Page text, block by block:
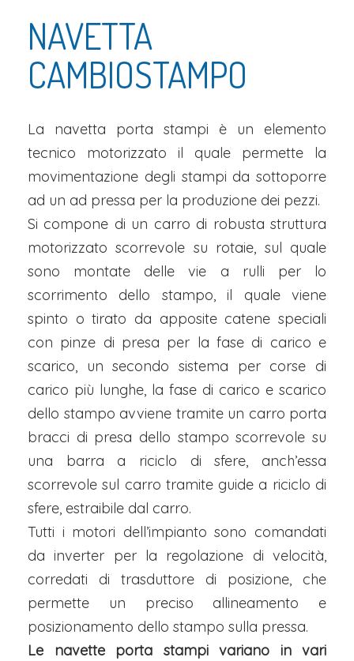
NAVETTA
CAMBIOSTAMPO
La navetta porta stampi è un elemento
tecnico motorizzato il quale permette la
movimentazione degli stampi da sottoporre
ad un ad pressa per la produzione dei pezzi.
Si compone di un carro di robusta struttura
motorizzato scorrevole su rotaie, sul quale
sono montate delle vie a rulli per lo
scorrimento dello stampo, il quale viene
spinto o tirato da apposite catene speciali
con pinze di presa per la fase di carico e
scarico, un secondo sistema per corse di
carico più lunghe, la fase di carico e scarico
dello stampo avviene tramite un carro porta
bracci di presa dello stampo scorrevole su
una barra a riciclo di sfere, anch’essa
scorrevole sul carro tramite guide a riciclo di
sfere, estraibile dal carro.
Tutti i motori dell’impianto sono comandati
da inverter per la regolazione di velocità,
corredati di trasduttore di posizione, che
permette un preciso allineamento e
posizionamento dello stampo sulla pressa.
Le navette porta stampi variano in vari